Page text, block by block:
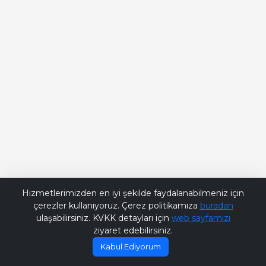
Hizmetlerimizden en iyi şekilde faydalanabilmeniz için
çerezler kullanıyoruz. Çerez politikamıza buradan
ulaşabilirsiniz. KVKK detayları için web sayfamızı
ziyaret edebilirsiniz.
Kabul Ediyorum
Bana Soru Sor | Ask Me